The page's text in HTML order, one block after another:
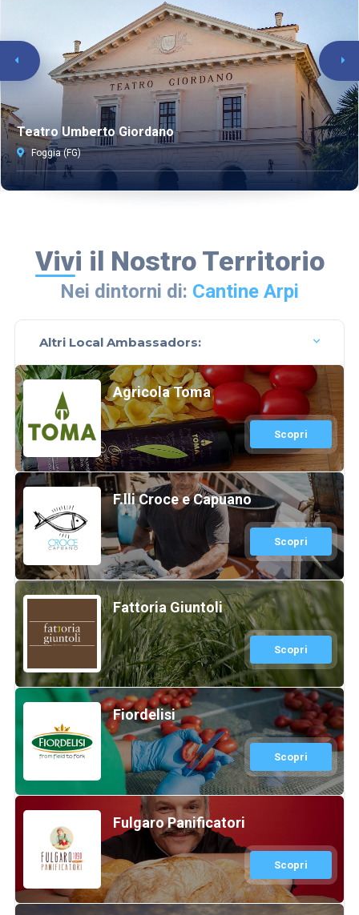
Teatro Umberto Giordano
Foggia (FG)
Vivi il Nostro Territorio
Nei dintorni di: Cantine Arpi
Altri Local Ambassadors:
Agricola Toma
Scopri
F.lli Croce e Capuano
Scopri
Fattoria Giuntoli
Scopri
Fiordelisi
Scopri
Fulgaro Panificatori
Scopri